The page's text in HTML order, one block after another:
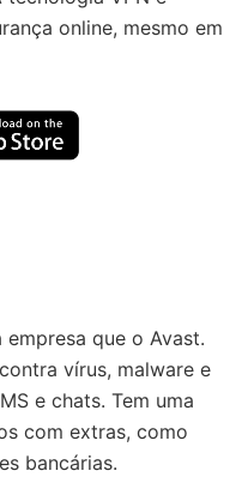
online, mesmo em
empresa que o Avast.
vírus, malware e
e chats. Tem uma
com extras, como
bancárias.